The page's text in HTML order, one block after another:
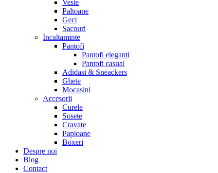
Veste
Paltoane
Geci
Sacouri
Incaltaminte
Pantofi
Pantofi eleganti
Pantofi casual
Adidasi & Sneackers
Ghete
Mocasini
Accesorii
Curele
Sosete
Cravate
Papioane
Boxeri
Despre noi
Blog
Contact